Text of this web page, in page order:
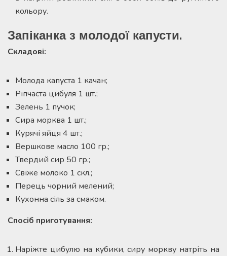
кольору.
Запіканка з молодої капусти.
Складові:
Молода капуста 1 качан;
Ріпчаста цибуля 1 шт.;
Зелень 1 пучок;
Сира морква 1 шт.;
Курячі яйця 4 шт.;
Вершкове масло 100 гр.;
Твердий сир 50 гр.;
Свіже молоко 1 скл.;
Перець чорний мелений;
Кухонна сіль за смаком.
Спосіб приготування:
Наріжте цибулю на кубики, сиру моркву натріть на